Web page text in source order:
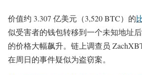
价值约 3.307 亿美元（3,520 BTC）的
似受害者的钱包转移到一个未知地址后
的价格大幅飙升。链上调查员
在周日的事件疑似为盗窃案。